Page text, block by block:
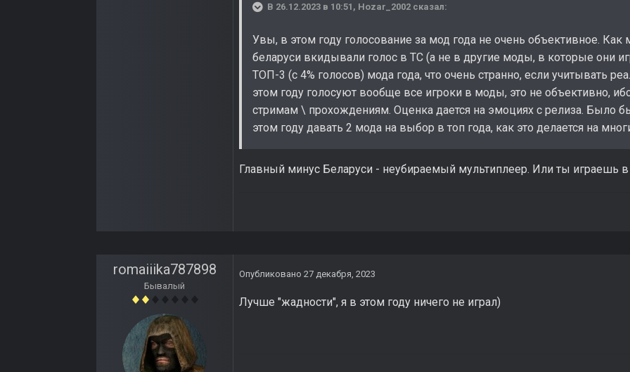
В 26.12.2023 в 10:51, Hozar_2002 сказал:
Увы, в этом году голосование за мод года не очень объективное.
беларуси вкидывали голос в ТС (а не в другие моды, в которые они
ТОП-3 (с 4% голосов) мода года, что очень странно, если учитывать
этом году голосуют вообще все игроки в моды, это не объективно,
стримам \ прохождениям. Оценка дается на эмоциях с релиза. Было
этом году давать 2 мода на выбор в топ года, как это делается на
Главный минус Беларуси - неубираемый мультиплеер. Или ты играешь в
romaiiika787898
Бывалый
Опубликовано 27 декабря, 2023
Лучше "жадности", я в этом году ничего не играл)